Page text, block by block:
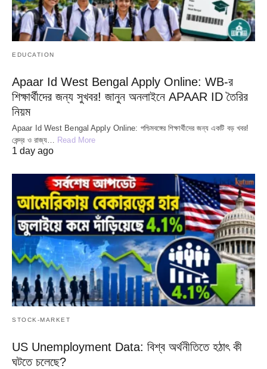
EDUCATION
Apaar Id West Bengal Apply Online: WB-র
শিক্ষার্থীদের জন্য সুখবর! জানুন অনলাইনে APAAR ID তৈরির
নিয়ম
Apaar Id West Bengal Apply Online: পশ্চিমবঙ্গের শিক্ষার্থীদের জন্য একটি বড় খবর!
কেন্দ্র ও রাজ্য…
Read More
1 day ago
STOCK-MARKET
US Unemployment Data: বিশ্ব অর্থনীতিতে হঠাৎ কী
ঘটতে চলেছে?